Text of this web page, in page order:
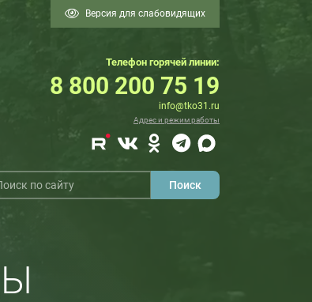
Версия для слабовидящих
Телефон горячей линии:
8 800 200 75 19
info@tko31.ru
Адрес и режим работы